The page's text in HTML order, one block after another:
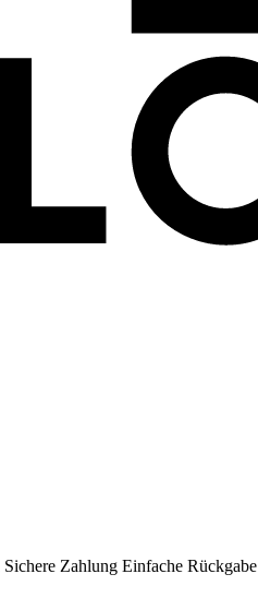
Sichere Zahlung Einfache Rückgabe